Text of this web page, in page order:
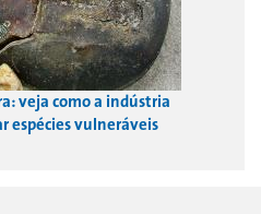
veja como a indústria
espécies vulneráveis